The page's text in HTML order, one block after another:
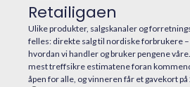
Retailigaen
Ulike produkter, salgskanaler og
felles: direkte salg til nordiske forbrukere
hvordan vi handler og bruker pengene
mest treffsikre estimatene foran
åpen for alle, og vinneren får et gavekort på